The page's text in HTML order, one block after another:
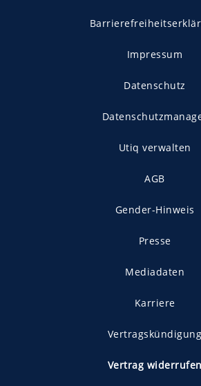
Impressum
Datenschutz
Utiq verwalten
AGB
Gender-Hinweis
Presse
Mediadaten
Karriere
Vertragskündigung
Vertrag widerrufen